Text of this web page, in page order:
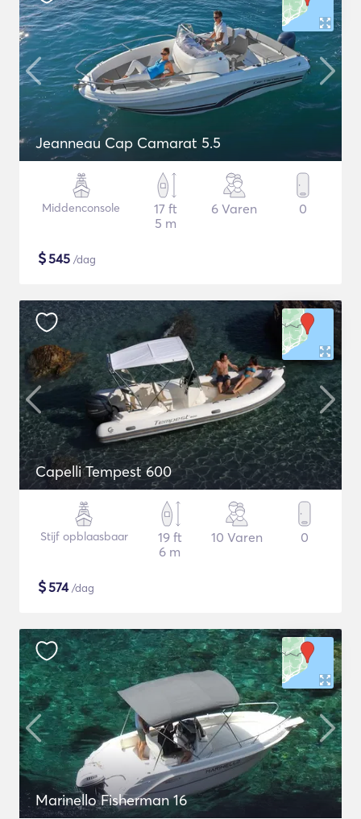
Jeanneau Cap Camarat 5.5
Middenconsole
17 ft
5 m
6 Varen 0
$545 /dag
Capelli Tempest 600
Stijf opblaasbaar
19 ft
6 m
10 Varen 0
$574/dag
Marinello Fisherman 16